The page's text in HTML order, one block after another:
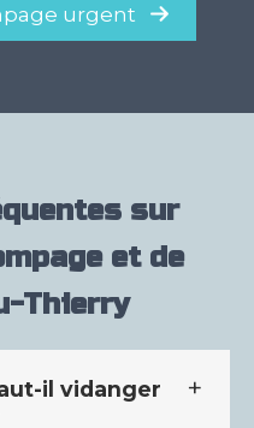
urgent
sur
et de
Thierry
il vidanger